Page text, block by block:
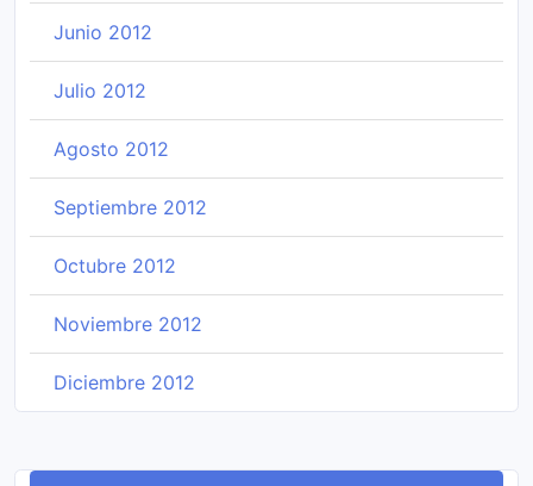
Junio 2012
Julio 2012
Agosto 2012
Septiembre 2012
Octubre 2012
Noviembre 2012
Diciembre 2012